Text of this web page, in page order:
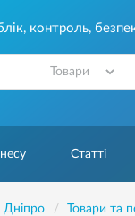
контроль,
Статті
Дніпро Товари та